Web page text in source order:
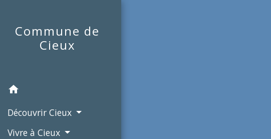
Commune de
Cieux
home
Découvrir Cieux
Vivre à Cieux